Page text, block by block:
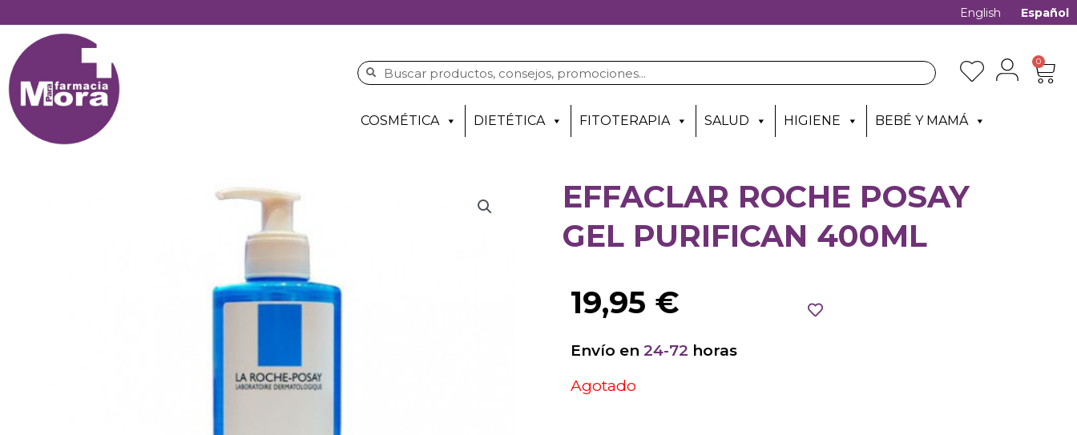
English Español
0
COSMÉTICA DIETÉTICA FITOTERAPIA SALUD HIGIENE BEBÉ Y MAMÁ
EFFACLAR ROCHE POSAY
GEL PURIFICAN 400ML
19,95 €
Envío en 24-72 horas
Agotado